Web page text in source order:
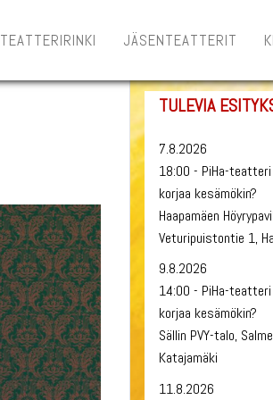
TEATTERIRINKI JÄSENTEATTERIT
Hae:
TULEVIA
7.8.2026
18:00 - PiHa-teatteri
korjaa kesämökin?
Haapamäen
Veturipuistontie 1,
9.8.2026
14:00 - PiHa-teatteri
korjaa kesämökin?
Sällin PVY-talo,
Katajamäki
11.8.2026